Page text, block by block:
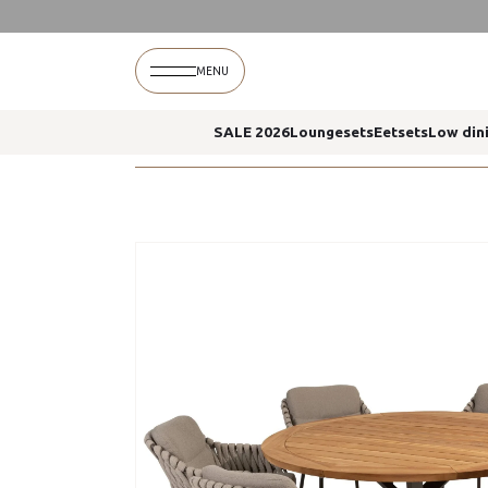
MENU
SALE 2026LoungesetsEetsetsLow
Montera dining stoelen prado eettafel
Montera dining stoelen prado eettafel